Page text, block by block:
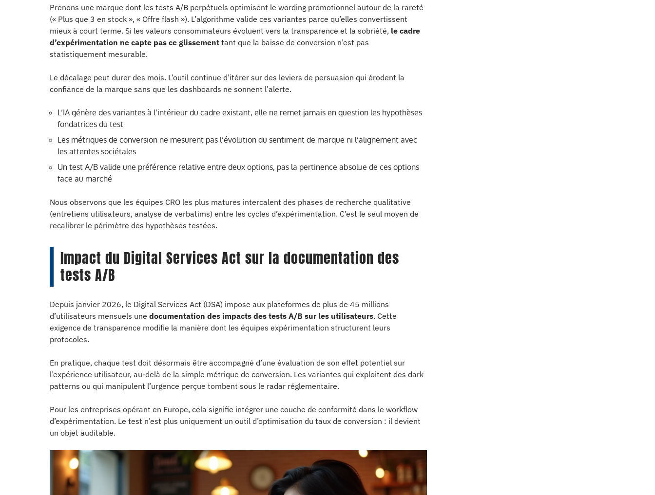
Prenons une marque dont les tests A/B perpétuels optimisent le wording promotionnel autour de la rareté
(« Plus que 3 en stock », « Offre flash »). L’algorithme valide ces variantes parce qu’elles convertissent
mieux à court terme. Si les valeurs consommateurs évoluent vers la transparence et la sobriété, le cadre
d’expérimentation ne capte pas ce glissement tant que la baisse de conversion n’est pas
statistiquement mesurable.
Le décalage peut durer des mois. L’outil continue d’itérer sur des leviers de persuasion qui érodent la
confiance de la marque sans que les dashboards ne sonnent l’alerte.
L’IA génère des variantes à l’intérieur du cadre existant, elle ne remet jamais en question les hypothèses
fondatrices du test
Les métriques de conversion ne mesurent pas l’évolution du sentiment de marque ni l’alignement avec
les attentes sociétales
Un test A/B valide une préférence relative entre deux options, pas la pertinence absolue de ces options
face au marché
Nous observons que les équipes CRO les plus matures intercalent des phases de recherche qualitative
(entretiens utilisateurs, analyse de verbatims) entre les cycles d’expérimentation. C’est le seul moyen de
recalibrer le périmètre des hypothèses testées.
Impact du Digital Services Act sur la documentation des
tests A/B
Depuis janvier 2026, le Digital Services Act (DSA) impose aux plateformes de plus de 45 millions
d’utilisateurs mensuels une documentation des impacts des tests A/B sur les utilisateurs. Cette
exigence de transparence modifie la manière dont les équipes expérimentation structurent leurs
protocoles.
En pratique, chaque test doit désormais être accompagné d’une évaluation de son effet potentiel sur
l’expérience utilisateur, au-delà de la simple métrique de conversion. Les variantes qui exploitent des dark
patterns ou qui manipulent l’urgence perçue tombent sous le radar réglementaire.
Pour les entreprises opérant en Europe, cela signifie intégrer une couche de conformité dans le workflow
d’expérimentation. Le test n’est plus uniquement un outil d’optimisation du taux de conversion : il devient
un objet auditable.